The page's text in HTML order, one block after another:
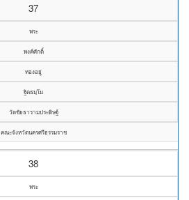
37
พระ
พงค์ศักดิ์
ทองอยู่
ฐิตธมฺโม
วัดชัยธารามประดิษฐ์
คณะจังหวัดนครศรีธรรมราช
38
พระ